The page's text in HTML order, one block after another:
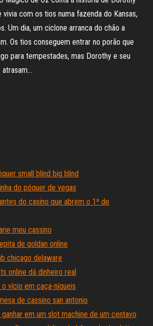
vivia com os tios numa fazenda do Kansas,
Um dia, um ciclone arranca do chão a
Os tios conseguem entrar no porão que
para tempestades, mas Dorothy e seu
atrasam…
small blind big blind
do póquer de vegas
do casino que abrem o 1º de
meu cassino
de goldan online
chicago delaware
online dá dinheiro real
vício em caça-níqueis
de cassino san antonio
ganhar em um slot machine de um centavo